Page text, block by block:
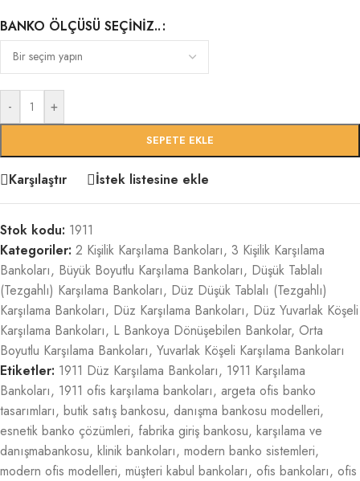
BANKO ÖLÇÜSÜ SEÇINIZ..
- +
SEPETE EKLE
Karşılaştır İstek listesine ekle
Stok kodu: 1911
Kategoriler: 2 Kişilik Karşılama Bankoları, 3 Kişilik Karşılama
Bankoları, Büyük Boyutlu Karşılama Bankoları, Düşük Tablalı
(Tezgahlı) Karşılama Bankoları, Düz Düşük Tablalı (Tezgahlı)
Karşılama Bankoları, Düz Karşılama Bankoları, Düz Yuvarlak Köşeli
Karşılama Bankoları, L Bankoya Dönüşebilen Bankolar, Orta
Boyutlu Karşılama Bankoları, Yuvarlak Köşeli Karşılama Bankoları
Etiketler: 1911 Düz Karşılama Bankoları, 1911 Karşılama
Bankoları, 1911 ofis karşılama bankoları, argeta ofis banko
tasarımları, butik satış bankosu, danışma bankosu modelleri,
esnetik banko çözümleri, fabrika giriş bankosu, karşılama ve
danışmabankosu, klinik bankoları, modern banko sistemleri,
modern ofis modelleri, müşteri kabul bankoları, ofis bankoları, ofis